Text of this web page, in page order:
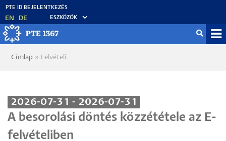
Ugrás
tartalomra
EN DE ESZKÖZÖK
Morzsa
Címlap Felvételi
2026-07-31 - 2026-07-31
A besorolási döntés közzététele az E-
felvételiben